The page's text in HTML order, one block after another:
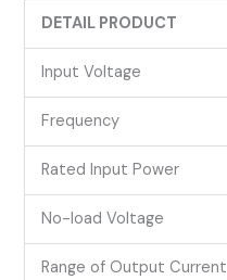
DETAIL PRODUCT
Input Voltage
Frequency
Rated Input Power
No-load Voltage
Range of Output Current